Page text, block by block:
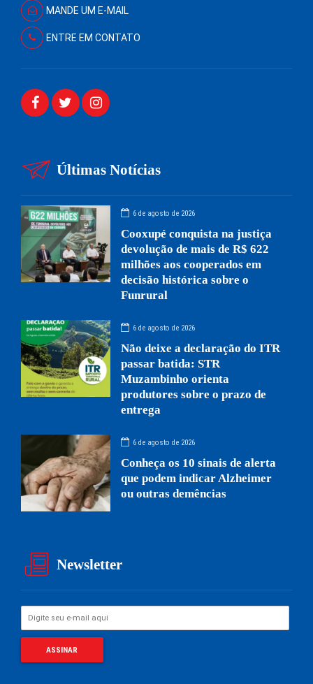
MANDE UM E-MAIL
ENTRE EM CONTATO
Últimas Notícias
6 de agosto de 2026
Cooxupé conquista na justiça
devolução de mais de R$ 622
milhões aos cooperados em
decisão histórica sobre o
Funrural
6 de agosto de 2026
Não deixe a declaração do ITR
passar batida: STR
Muzambinho orienta
produtores sobre o prazo de
entrega
6 de agosto de 2026
Conheça os 10 sinais de alerta
que podem indicar Alzheimer
ou outras demências
Newsletter